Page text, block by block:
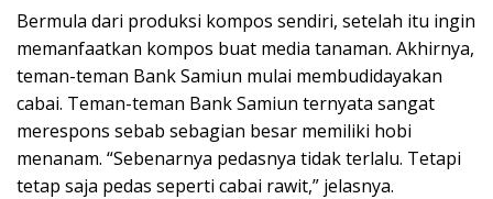
Bermula dari produksi kompos sendiri, setelah itu ingin
memanfaatkan kompos buat media tanaman. Akhirnya,
teman-teman Bank Samiun mulai membudidayakan
cabai. Teman-teman Bank Samiun ternyata sangat
merespons sebab sebagian besar memiliki hobi
menanam. “Sebenarnya pedasnya tidak terlalu. Tetapi
tetap saja pedas seperti cabai rawit,” jelasnya.